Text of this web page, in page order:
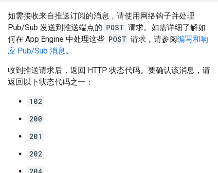
如需接收来自推送订阅的消息，请使用网络钩子并处理
Pub/Sub 发送到推送端点的 POST 请求。如需详细了解如
何在 App Engine 中处理这些 POST 请求，请参阅编写和响
应 Pub/Sub 消息。
收到推送请求后，返回 HTTP 状态代码。要确认该消息，请
返回以下状态代码之一：
102
200
201
202